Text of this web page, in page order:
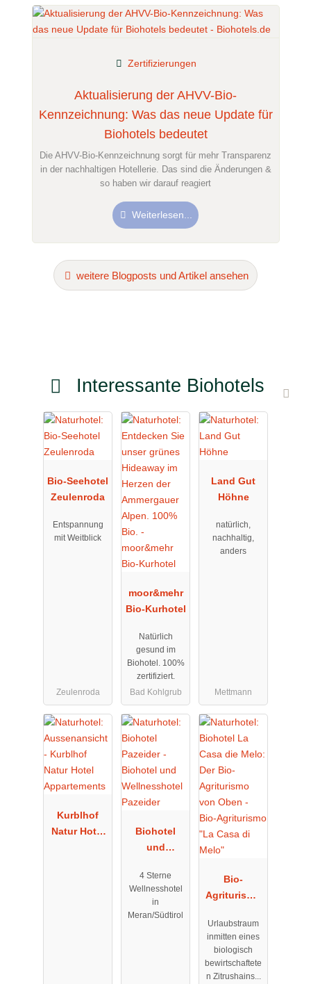
Aktualisierung der AHVV-Bio-
Kennzeichnung: Was das neue Update für
Biohotels bedeutet
Zertifizierungen
Die AHVV-Bio-Kennzeichnung sorgt für mehr Transparenz
in der nachhaltigen Hotellerie. Das sind die Änderungen &
so haben wir darauf reagiert
Weiterlesen...
weitere Blogposts und Artikel ansehen
Interessante Biohotels
Bio-Seehotel
Zeulenroda
Entspannung
mit Weitblick
Zeulenroda
moor&mehr
Bio-Kurhotel
Natürlich
gesund im
Biohotel. 100%
zertifiziert.
Bad Kohlgrub
Land Gut
Höhne
natürlich,
nachhaltig,
anders
Mettmann
Kurblhof
Natur Hotel
Biohotel
und
el Pazeider
4 Sterne
Wellnesshotel
in
Meran/Südtirol
Bio-
Agriturismo
Melo"
Urlaubstraum
inmitten eines
biologisch
bewirtschaftete
n Zitrushains...